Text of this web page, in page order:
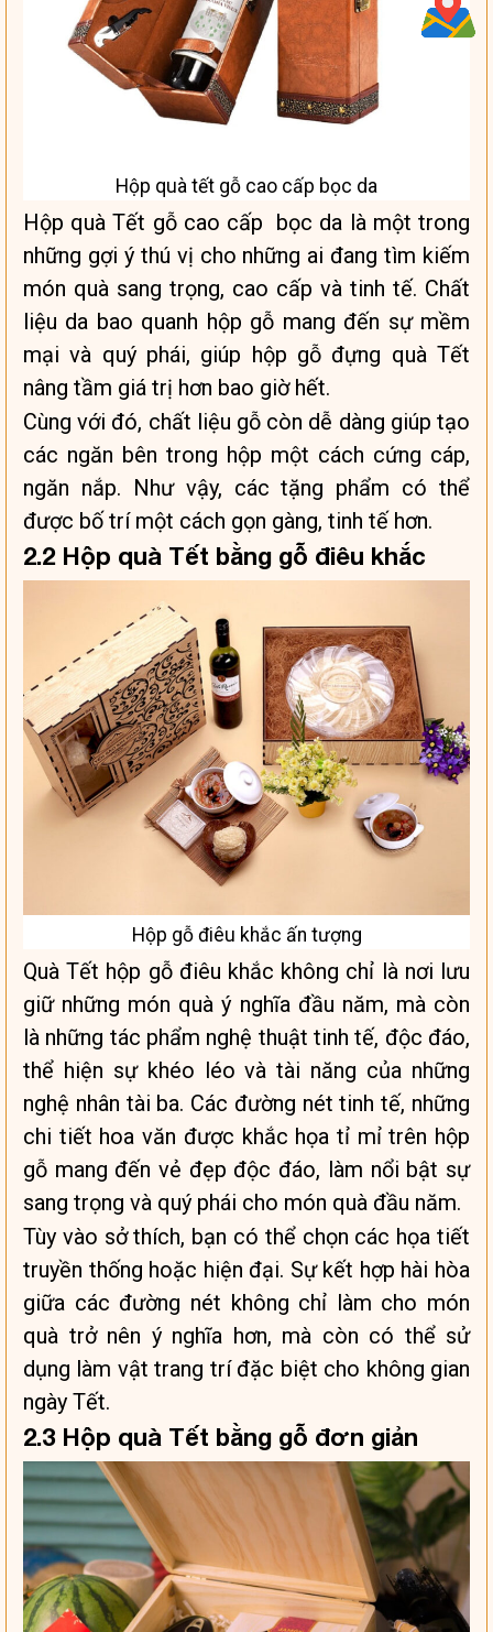
Hộp quà tết gỗ cao cấp bọc da
Hộp quà Tết gỗ cao cấp bọc da là một trong
những gợi ý thú vị cho những ai đang tìm kiếm
món quà sang trọng, cao cấp và tinh tế. Chất
liệu da bao quanh hộp gỗ mang đến sự mềm
mại và quý phái, giúp hộp gỗ đựng quà Tết
nâng tầm giá trị hơn bao giờ hết.
Cùng với đó, chất liệu gỗ còn dễ dàng giúp tạo
các ngăn bên trong hộp một cách cứng cáp,
ngăn nắp. Như vậy, các tặng phẩm có thể
được bố trí một cách gọn gàng, tinh tế hơn.
2.2 Hộp quà Tết bằng gỗ điêu khắc
Hộp gỗ điêu khắc ấn tượng
Quà Tết hộp gỗ điêu khắc không chỉ là nơi lưu
giữ những món quà ý nghĩa đầu năm, mà còn
là những tác phẩm nghệ thuật tinh tế, độc đáo,
thể hiện sự khéo léo và tài năng của những
nghệ nhân tài ba. Các đường nét tinh tế, những
chi tiết hoa văn được khắc họa tỉ mỉ trên hộp
gỗ mang đến vẻ đẹp độc đáo, làm nổi bật sự
sang trọng và quý phái cho món quà đầu năm.
Tùy vào sở thích, bạn có thể chọn các họa tiết
truyền thống hoặc hiện đại. Sự kết hợp hài hòa
giữa các đường nét không chỉ làm cho món
quà trở nên ý nghĩa hơn, mà còn có thể sử
dụng làm vật trang trí đặc biệt cho không gian
ngày Tết.
2.3 Hộp quà Tết bằng gỗ đơn giản